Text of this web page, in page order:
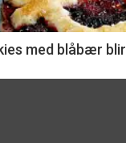
med blåbær blir